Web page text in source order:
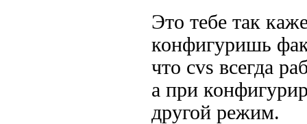
Это тебе так
конфигуришь
что cvs всегда
а при
другой режим.